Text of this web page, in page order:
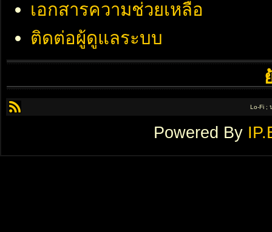
เอกสารความช่วยเหลือ
ติดต่อผู้ดูแลระบบ
Lo-Fi ;
Powered By